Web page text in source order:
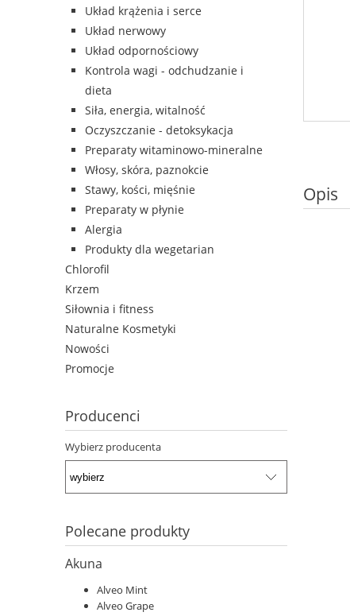
Układ krążenia i serce
Układ nerwowy
Układ odpornościowy
Kontrola wagi - odchudzanie i
dieta
Siła, energia, witalność
Oczyszczanie - detoksykacja
Preparaty witaminowo-mineralne
Włosy, skóra, paznokcie
Stawy, kości, mięśnie
Preparaty w płynie
Alergia
Produkty dla wegetarian
Chlorofil
Krzem
Siłownia i fitness
Naturalne Kosmetyki
Nowości
Promocje
Producenci
Wybierz producenta
Polecane produkty
Akuna
Alveo Mint
Alveo Grape
Opis